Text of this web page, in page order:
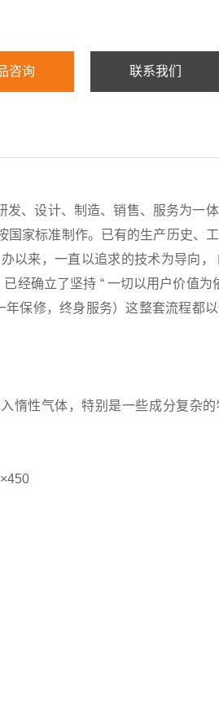
咨询 联系我们
、设计、制造、销售、服务为一
家标准制作。已有的生产历史、工
以来，一直以追求的技术为导向，
经确立了坚持 “ 一切以用户价值
修，终身服务）这整套流程都以
惰性气体，特别是一些成分复杂